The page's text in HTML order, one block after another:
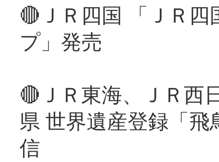
🔴ＪＲ四国 「ＪＲ
プ」発売
🔴ＪＲ東海、ＪＲ西
県 世界遺産登録「
信